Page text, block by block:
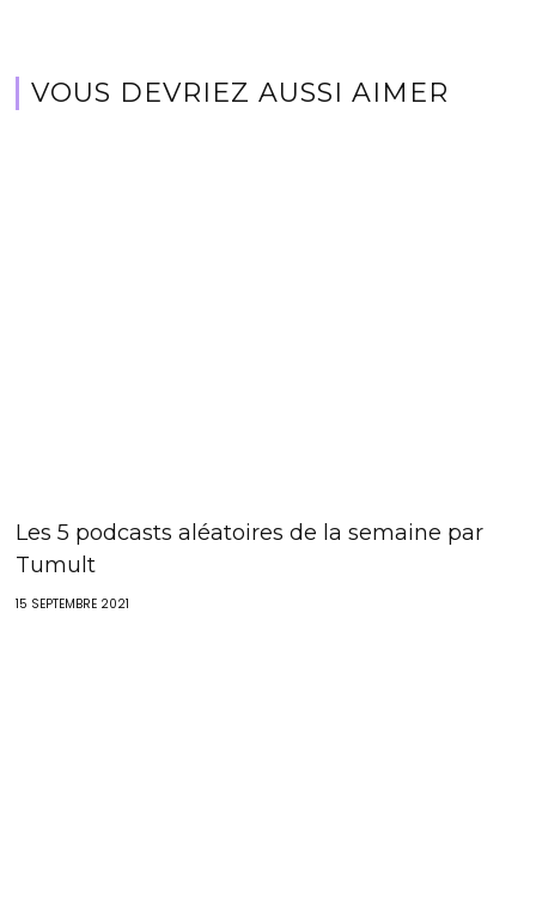
VOUS DEVRIEZ AUSSI AIMER
Les 5 podcasts aléatoires de la semaine par
Tumult
15 SEPTEMBRE 2021